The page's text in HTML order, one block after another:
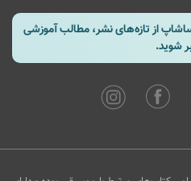
از تازه‌های نشر، مطالب آموزشی
شوید.